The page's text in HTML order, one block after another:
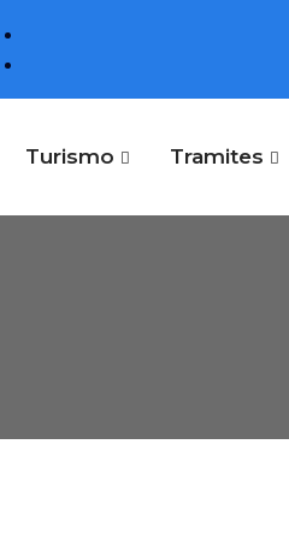
Turismo Tramites